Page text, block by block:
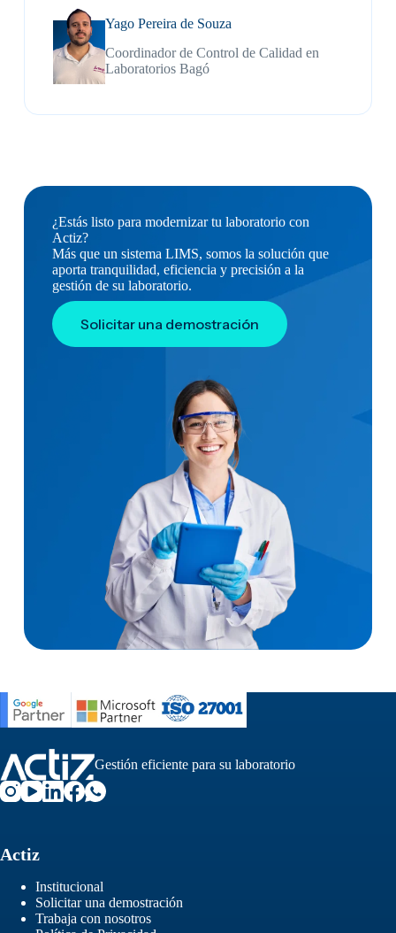
Yago Pereira de Souza
Coordinador de Control de Calidad en
Laboratorios Bagó
¿Estás listo para modernizar tu laboratorio con
Actiz?
Más que un sistema LIMS, somos la solución que
aporta tranquilidad, eficiencia y precisión a la
gestión de su laboratorio.
Solicitar una demostración
Gestión eficiente para su laboratorio
Actiz
Institucional
Solicitar una demostración
Trabaja con nosotros